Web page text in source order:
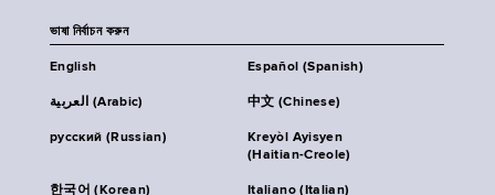
ভাষা নির্বাচন করুন
English Español (Spanish)
العربية (Arabic) 中文 (Chinese)
русский (Russian)
Kreyòl Ayisyen
(Haitian-Creole)
한국어 (Korean) Italiano (Italian)